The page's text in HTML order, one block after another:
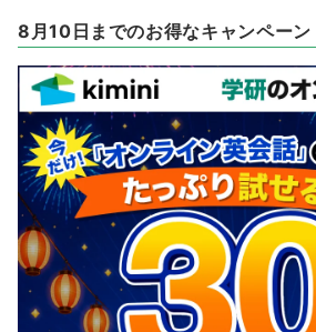
8月10日までのお得なキャンペーン